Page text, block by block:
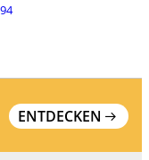
ENTDECKEN